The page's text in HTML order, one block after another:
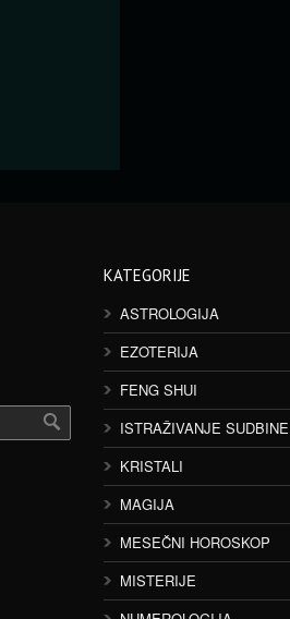
KATEGORIJE
ASTROLOGIJA
EZOTERIJA
FENG SHUI
ISTRAŽIVANJE SUDBINE
KRISTALI
MAGIJA
MESEČNI HOROSKOP
MISTERIJE